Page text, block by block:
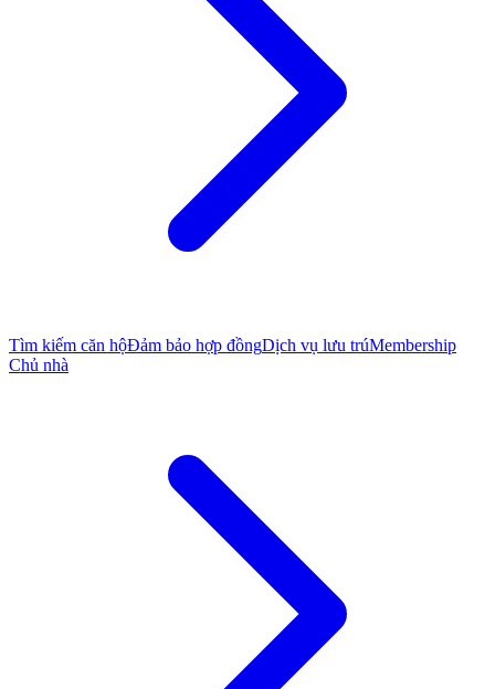
Tìm kiếm căn hộĐảm bảo hợp đồngDịch vụ lưu trúMembership
Chủ nhà